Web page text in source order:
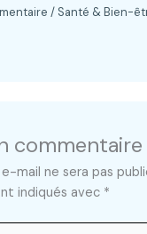
/ Santé & Bien-
commentaire
mail ne sera pas
indiqués avec *